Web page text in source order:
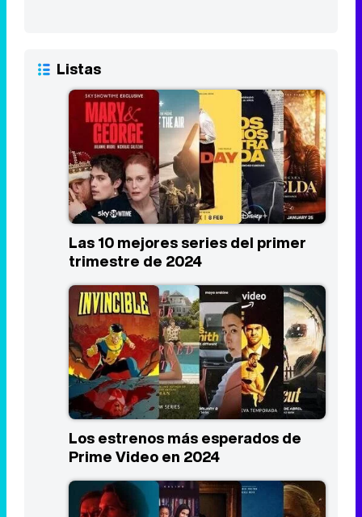
Las 10 mejores series del primer
trimestre de 2024
Los estrenos más esperados de
Prime Video en 2024